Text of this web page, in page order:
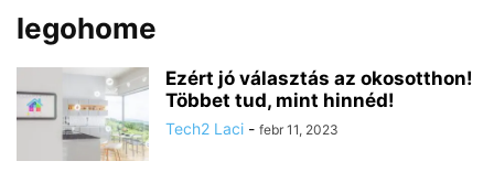
legohome
Ezért jó választás az okosotthon!
Többet tud, mint hinnéd!
Tech2 Laci - febr 11, 2023